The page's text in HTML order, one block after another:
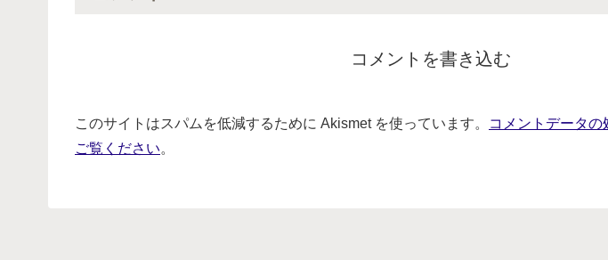
コメントを書き込む
このサイトはスパムを低減するために Akismet を使っています。
コメントデータ
ご覧ください。